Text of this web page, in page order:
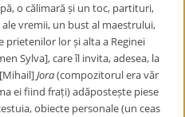
o călimară și un toc, partituri,
vremii, un bust al maestrului,
prietenilor lor și alta a Reginei
Sylva], care îl invita, adesea, la
[Mihail]Jora(compozitorul era văr
ei fiind frați) adăpostește piese
obiecte personale (un ceas